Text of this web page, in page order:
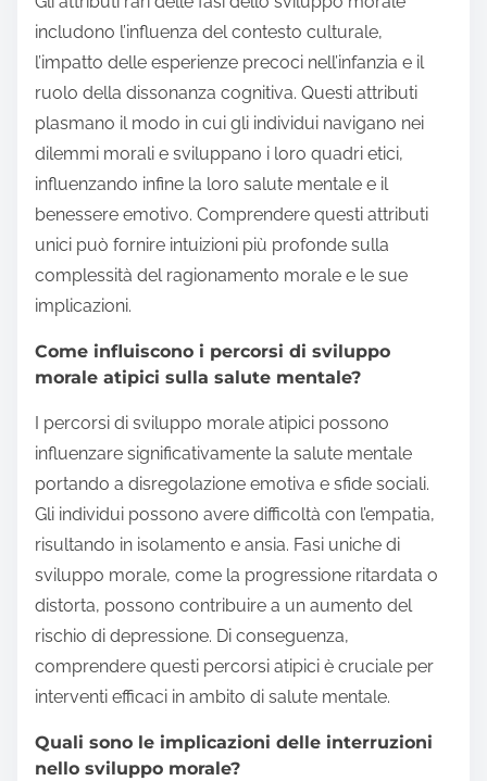
includono l’influenza del contesto culturale,
l’impatto delle esperienze precoci nell’infanzia e il
ruolo della dissonanza cognitiva. Questi attributi
plasmano il modo in cui gli individui navigano nei
dilemmi morali e sviluppano i loro quadri etici,
influenzando infine la loro salute mentale e il
benessere emotivo. Comprendere questi attributi
unici può fornire intuizioni più profonde sulla
complessità del ragionamento morale e le sue
implicazioni.
Come influiscono i percorsi di sviluppo
morale atipici sulla salute mentale?
I percorsi di sviluppo morale atipici possono
influenzare significativamente la salute mentale
portando a disregolazione emotiva e sfide sociali.
Gli individui possono avere difficoltà con l’empatia,
risultando in isolamento e ansia. Fasi uniche di
sviluppo morale, come la progressione ritardata o
distorta, possono contribuire a un aumento del
rischio di depressione. Di conseguenza,
comprendere questi percorsi atipici è cruciale per
interventi efficaci in ambito di salute mentale.
Quali sono le implicazioni delle interruzioni
nello sviluppo morale?